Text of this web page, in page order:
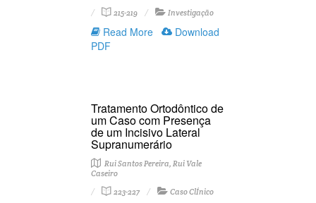
215-219
Investigação
Read More
Download
PDF
Tratamento Ortodôntico de
um Caso com Presença
de um Incisivo Lateral
Supranumerário
Rui Santos Pereira, Rui Vale
Caseiro
223-227
Caso ClÍnico